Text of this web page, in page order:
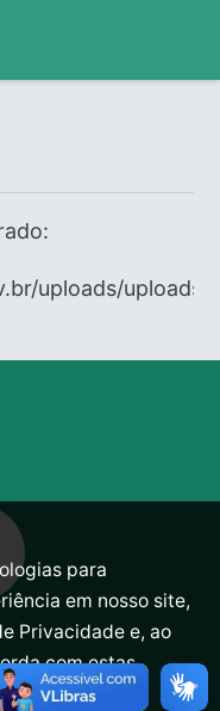
uploads/uploads/
para
em nosso site,
Privacidade e, ao
com estas